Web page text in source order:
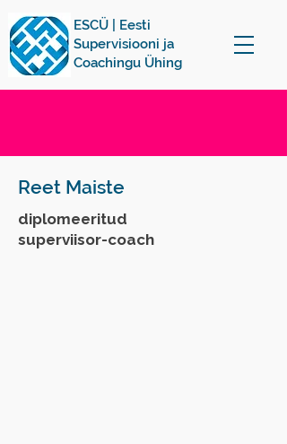
ESCÜ | Eesti
Supervisiooni ja
Coachingu Ühing
Reet Maiste
diplomeeritud
superviisor-coach